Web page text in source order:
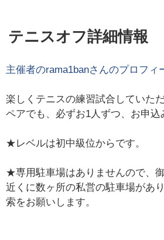
テニスオフ詳細情報
主催者のrama1banさんのプロフィ
楽しくテニスの練習試合していた
ペアでも、必ずお1人ずつ、お申込
★レベルは初中級位からです。
★専用駐車場はありませんので、御
近くに数ヶ所の私営の駐車場があ
索をお願いします。